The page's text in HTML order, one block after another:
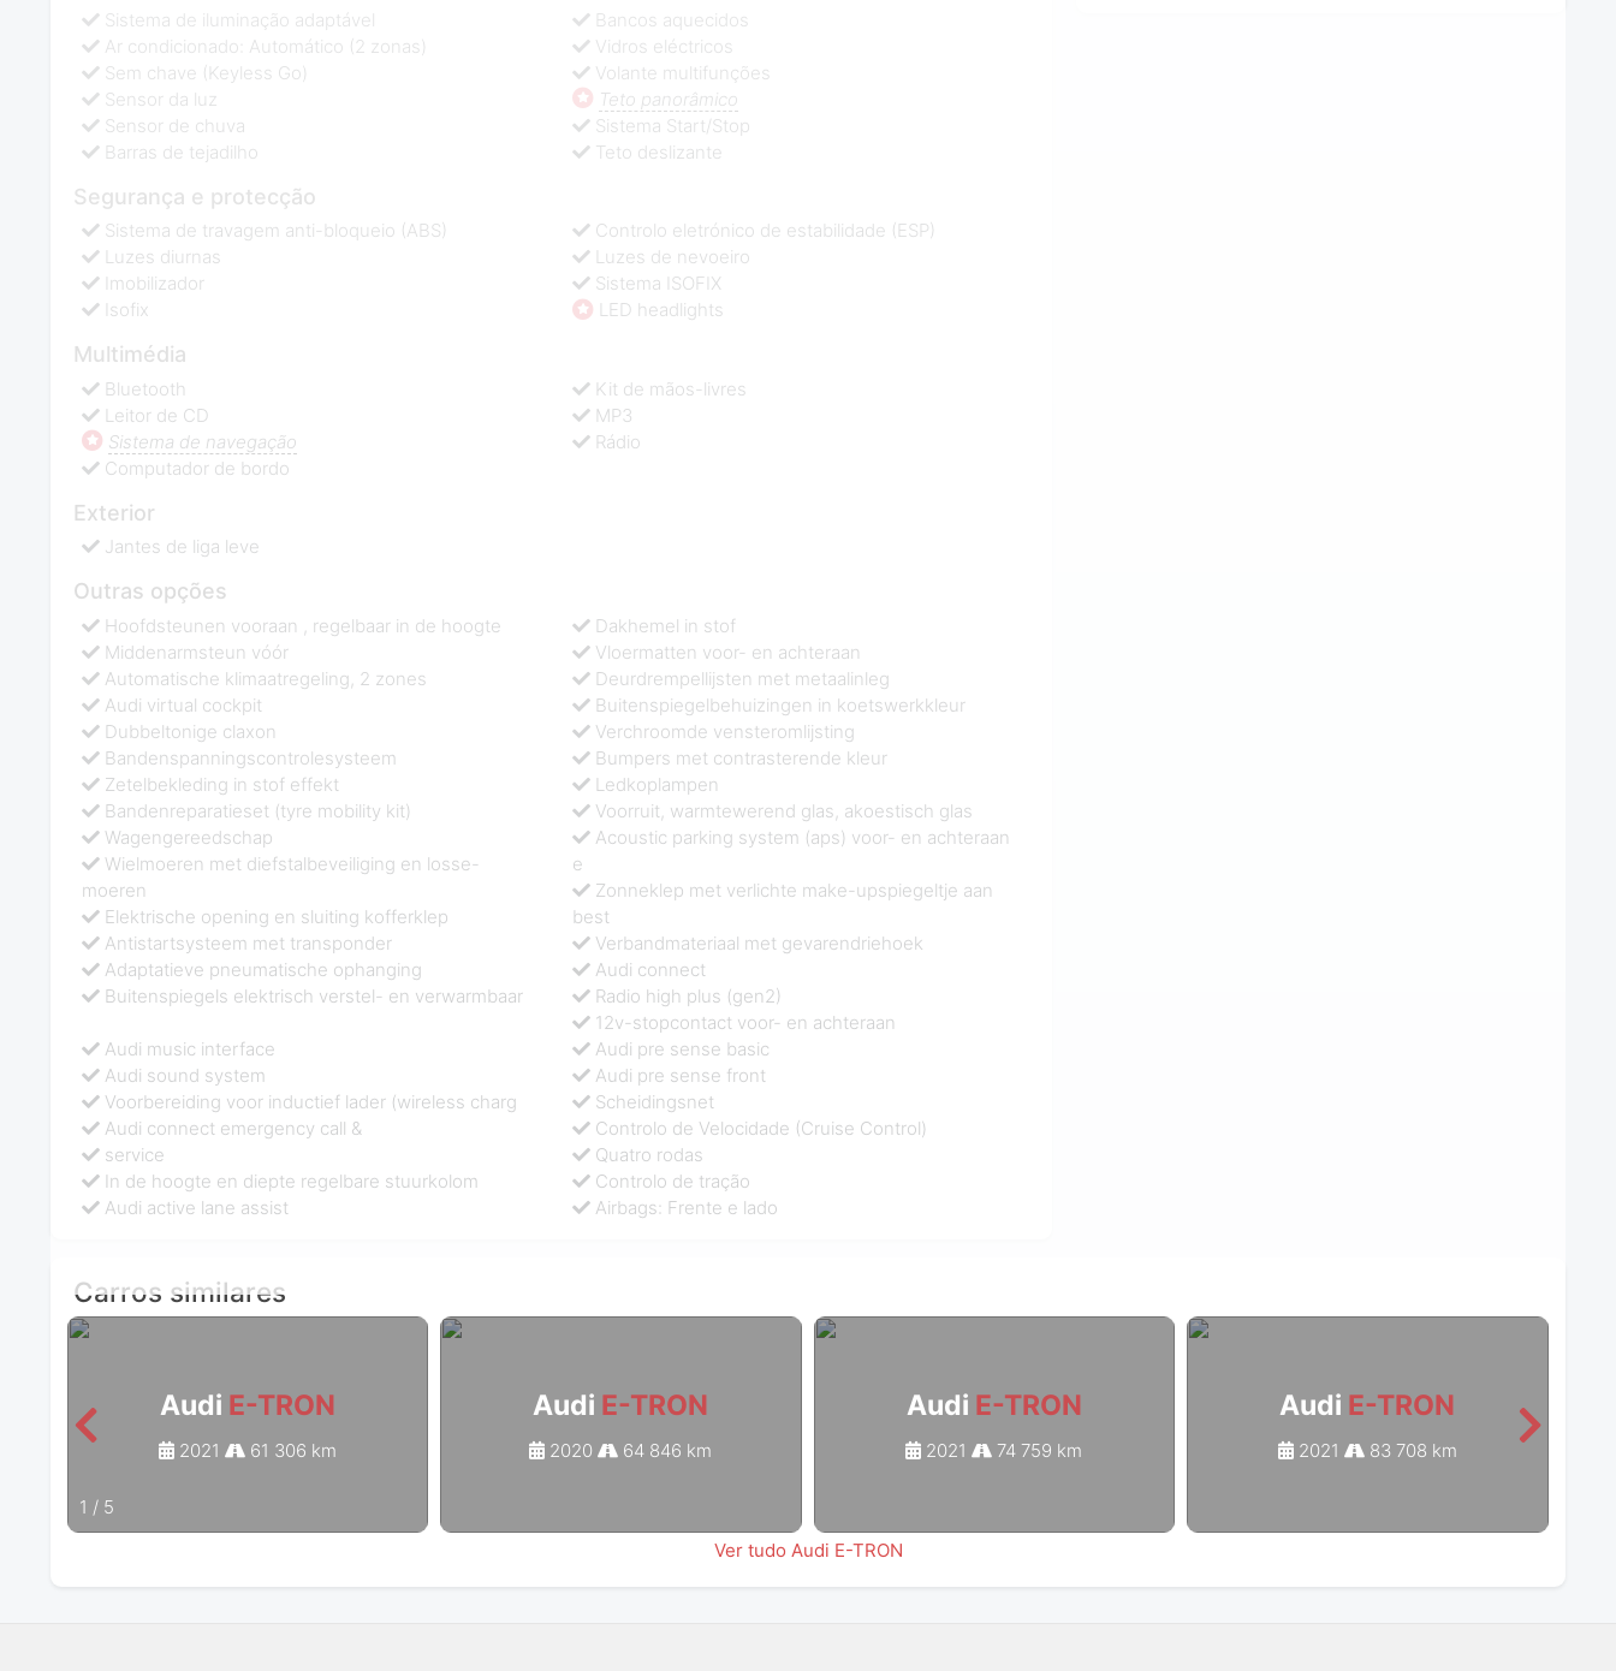
Sistema de iluminação adaptável
Ar condicionado: Automático (2 zonas)
Bancos aquecidos
Vidros eléctricos
Sem chave (Keyless Go)
Sensor da luz
Volante multifunções
Teto panorâmico
Sensor de chuva
Barras de tejadilho
Sistema Start/Stop
Teto deslizante
Segurança e protecção
Sistema de travagem anti-bloqueio (ABS)
Luzes diurnas
Controlo eletrónico de estabilidade (ESP)
Luzes de nevoeiro
Imobilizador
Isofix
Sistema ISOFIX
LED headlights
Multimédia
Bluetooth
Leitor de CD
Kit de mãos-livres
MP3
Sistema de navegação
Computador de bordo
Rádio
Exterior
Jantes de liga leve
Outras opções
Hoofdsteunen vooraan , regelbaar in de hoogte
Middenarmsteun vóór
Automatische klimaatregeling, 2 zones
Audi virtual cockpit
Dubbeltonige claxon
Bandenspanningscontrolesysteem
Zetelbekleding in stof effekt
Dakhemel in stof
Vloermatten voor- en achteraan
Deurdrempellijsten met metaalinleg
Buitenspiegelbehuizingen in koetswerkkleur
Verchroomde vensteromlijsting
Bumpers met contrasterende kleur
Ledkoplampen
Bandenreparatieset (tyre mobility kit)
Wagengereedschap
Wielmoeren met diefstalbeveiliging en losse-
moeren
Elektrische opening en sluiting kofferklep
Antistartsysteem met transponder
Adaptatieve pneumatische ophanging
Buitenspiegels elektrisch verstel- en verwarmbaar
Voorruit, warmtewerend glas, akoestisch glas
Acoustic parking system (aps) voor- en achteraan
e
Zonneklep met verlichte make-upspiegeltje aan
best
Verbandmateriaal met gevarendriehoek
Audi connect
Radio high plus (gen2)
12v-stopcontact voor- en achteraan
Audi music interface
Audi sound system
Voorbereiding voor inductief lader (wireless charg
Audi connect emergency call &
service
In de hoogte en diepte regelbare stuurkolom
Audi active lane assist
Audi pre sense basic
Audi pre sense front
Scheidingsnet
Controlo de Velocidade (Cruise Control)
Quatro rodas
Controlo de tração
Airbags: Frente e lado
Carros similares
Audi E-TRON
2021 61 306 km
Audi E-TRON
2020 64 846 km
Audi E-TRON
2021 74 759 km
Audi E-TRON
2021 83 708 km
1 / 5
Ver tudo Audi E-TRON